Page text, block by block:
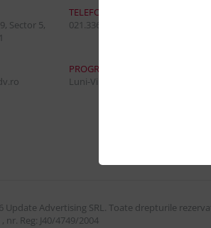
Sector 5,
TELEFON:
021.336.03.32
PROGRAM DE LUCRU:
Luni-Vineri / 8:30 - 17:30
Update Advertising SRL. Toate drepturile
nr. Reg: J40/4749/2004